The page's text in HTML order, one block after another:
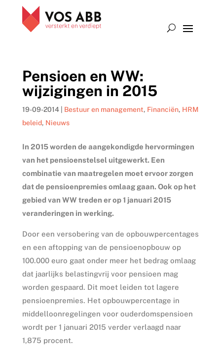
Pensioen en WW:
wijzigingen in 2015
19-09-2014| Bestuur en management, Financiën, HRM
beleid, Nieuws
In 2015 worden de aangekondigde hervormingen
van het pensioenstelsel uitgewerkt. Een
combinatie van maatregelen moet ervoor zorgen
dat de pensioenpremies omlaag gaan. Ook op het
gebied van WW treden er op 1 januari 2015
veranderingen in werking.
Door een versobering van de opbouwpercentages
en een aftopping van de pensioenopbouw op
100.000 euro gaat onder meer het bedrag omlaag
dat jaarlijks belastingvrij voor pensioen mag
worden gespaard. Dit moet leiden tot lagere
pensioenpremies. Het opbouwpercentage in
middelloonregelingen voor ouderdomspensioen
wordt per 1 januari 2015 verder verlaagd naar
1,875 procent.